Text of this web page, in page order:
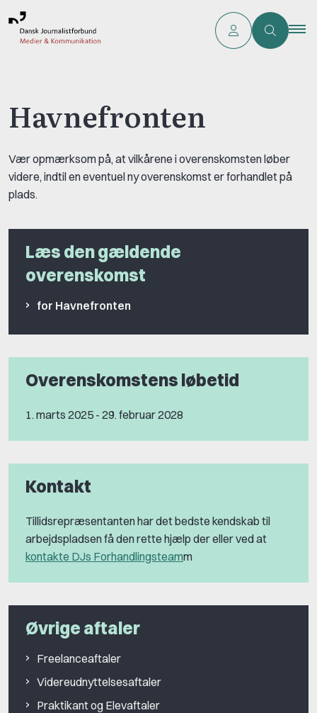
Havnefronten
Vær opmærksom på, at vilkårene i overenskomsten løber
videre, indtil en eventuel ny overenskomst er forhandlet på
plads.
Læs den gældende
overenskomst
for Havnefronten
Overenskomstens løbetid
1. marts 2025 - 29. februar 2028
Kontakt
Tillidsrepræsentanten har det bedste kendskab til
arbejdspladsen få den rette hjælp der eller ved at
kontakte DJs Forhandlingsteamm
Øvrige aftaler
Freelanceaftaler
Videreudnyttelsesaftaler
Praktikant og Elevaftaler